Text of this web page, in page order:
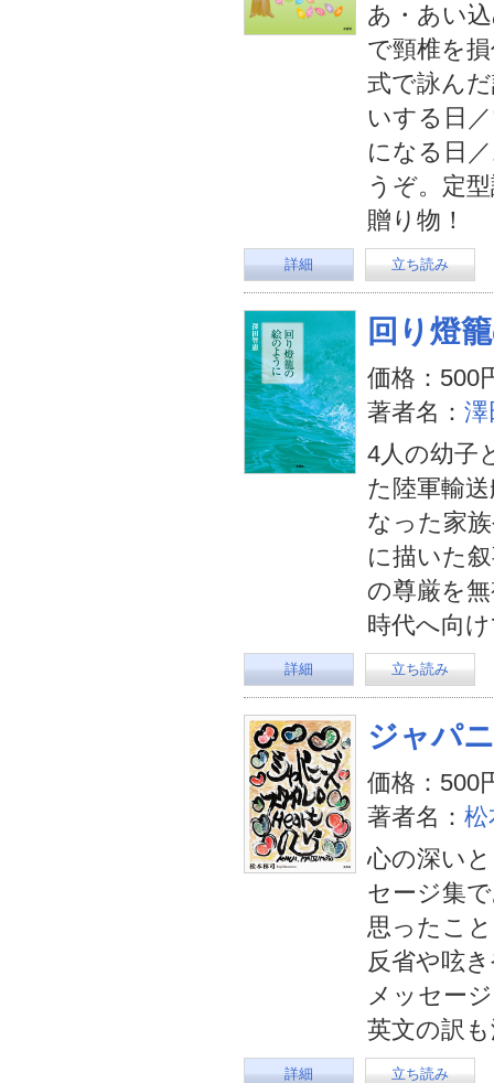
あ・あい
で頸椎を
式で詠ん
いする日
になる日
うぞ。定
贈り物！
詳細 立ち読み
回り燈
価格：500
著者名： 澤
4人の幼子
た陸軍輸
なった家
に描いた
の尊厳を
時代へ向
詳細 立ち読み
ジャパ
価格：500
著者名： 松
心の深い
セージ集
思ったこ
反省や呟
メッセー
英文の訳
詳細 立ち読み